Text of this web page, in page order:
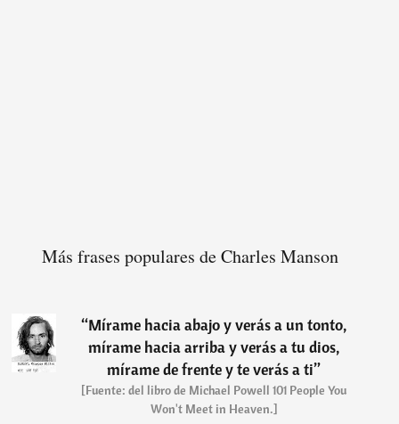
Más frases populares de Charles Manson
“Mírame hacia abajo y verás a un tonto,
mírame hacia arriba y verás a tu dios,
mírame de frente y te verás a ti”
[Fuente: del libro de Michael Powell 101 People You
Won't Meet in Heaven.]